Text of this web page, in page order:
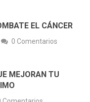
EL CÁNCER
0 Comentarios
MEJORAN TU